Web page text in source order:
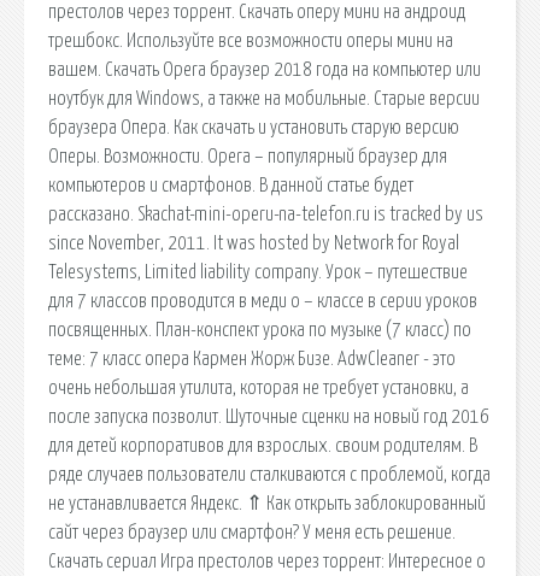
престолов через торрент. Скачать оперу мини на андроид
трешбокс. Используйте все возможности оперы мини на
вашем. Скачать Opera браузер 2018 года на компьютер или
ноутбук для Windows, а также на мобильные. Старые версии
браузера Опера. Как скачать и установить старую версию
Оперы. Возможности. Opera – популярный браузер для
компьютеров и смартфонов. В данной статье будет
рассказано. Skachat-mini-operu-na-telefon.ru is tracked by us
since November, 2011. It was hosted by Network for Royal
Telesystems, Limited liability company. Урок – путешествие
для 7 классов проводится в меди о – классе в серии уроков
посвященных. План-конспект урока по музыке (7 класс) по
теме: 7 класс опера Кармен Жорж Бизе. AdwCleaner - это
очень небольшая утилита, которая не требует установки, а
после запуска позволит. Шуточные сценки на новый год 2016
для детей корпоративов для взрослых. своим родителям. В
ряде случаев пользователи сталкиваются с проблемой, когда
не устанавливается Яндекс. ⇑ Как открыть заблокированный
сайт через браузер или смартфон? У меня есть решение.
Скачать сериал Игра престолов через торрент: Интересное о